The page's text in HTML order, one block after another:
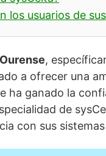
los usuarios de
Ourense,
a ofrecer una
ha ganado la
de
con sus